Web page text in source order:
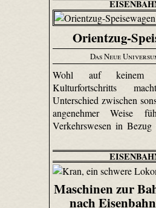
Orientzug-
Das Neue
Wohl auf keinem
Kulturfortschritts
Unterschied zwischen
angenehmer Weise
Verkehrswesen in Bezug
Maschinen zur
nach